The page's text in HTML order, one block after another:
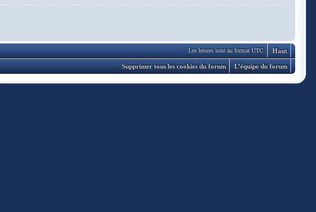
Haut
Les heures sont au format UTC
L’équipe du forum
Supprimer tous les cookies du forum